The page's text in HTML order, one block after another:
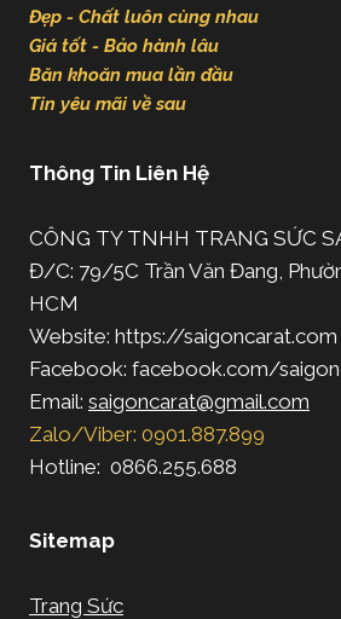
Đẹp - Chất luôn cùng nhau
Giá tốt - Bảo hành lâu
Băn khoăn mua lần đầu
Tin yêu mãi về sau
Thông Tin Liên Hệ
CÔNG TY TNHH TRANG SỨC
Đ/C: 79/5C Trần Văn Đang,
HCM
Website: https://saigoncarat.com
Facebook: facebook.com/
Email: saigoncarat@gmail.com
Zalo/Viber: 0901.887.899
Hotline: 0866.255.688
Sitemap
Trang Sức